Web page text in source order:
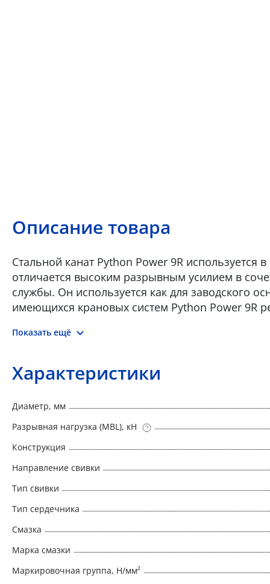
Описание товара
Стальной канат Python Power 9R используется
отличается высоким разрывным усилием в
службы. Он используется как для заводского
имеющихся крановых систем Python Power 9R
барабаном
Показать ещё
Характеристики
Диаметр, мм
Разрывная нагрузка (MBL), кН
Конструкция
Направление свивки
Тип свивки
Тип сердечника
Смазка
Марка смазки
Маркировочная группа, Н/мм²